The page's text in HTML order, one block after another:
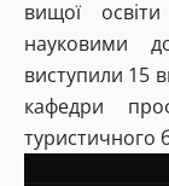
вищої
науковими
виступили 15
кафедри
туристичного